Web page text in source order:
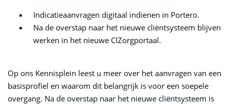
Indicatieaanvragen digitaal indienen in Portero.
Na de overstap naar het nieuwe cliëntsysteem blijven
werken in het nieuwe CIZorgportaal.
Op ons Kennisplein leest u meer over het aanvragen van een
basisprofiel en waarom dit belangrijk is voor een soepele
overgang. Na de overstap naar het nieuwe cliëntsysteem is